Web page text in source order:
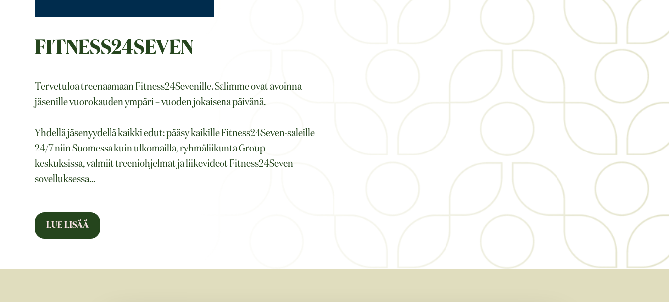
FITNESS24SEVEN
Tervetuloa treenaamaan Fitness24Sevenille. Salimme ovat avoinna
jäsenille vuorokauden ympäri – vuoden jokaisena päivänä.
Yhdellä jäsenyydellä kaikki edut: pääsy kaikille Fitness24Seven-saleille
24/7 niin Suomessa kuin ulkomailla, ryhmäliikunta Group-
keskuksissa, valmiit treeniohjelmat ja liikevideot Fitness24Seven-
sovelluksessa...